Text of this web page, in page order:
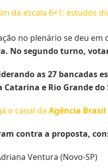
da escala 6×1: estudos
no plenário se deu
No segundo turno,
as 27 bancadas
Catarina e Rio Grande do
o canal da Agência Brasil
contra a proposta,
Ventura (Novo-SP)